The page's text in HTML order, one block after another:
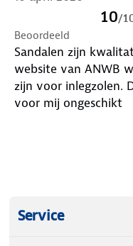
10/
Beoordeeld
Sandalen zijn
website van ANWB
zijn voor inlegzolen.
voor mij ongeschikt
Service